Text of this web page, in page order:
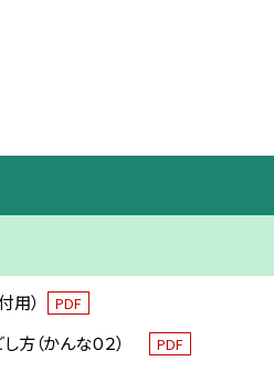
） PDF
方（かんな０２） PDF